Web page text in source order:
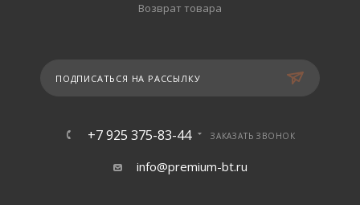
Возврат товара
ПОДПИСАТЬСЯ НА РАССЫЛКУ
+7 925 375-83-44 ЗАКАЗАТЬ ЗВОНОК
info@premium-bt.ru